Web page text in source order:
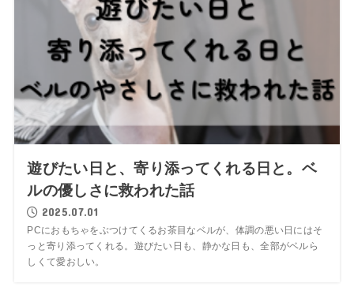
遊びたい日と、寄り添ってくれる日と。ベ
ルの優しさに救われた話
2025.07.01
PCにおもちゃをぶつけてくるお茶目なベルが、体調の悪い日にはそ
っと寄り添ってくれる。遊びたい日も、静かな日も、全部がベルら
しくて愛おしい。